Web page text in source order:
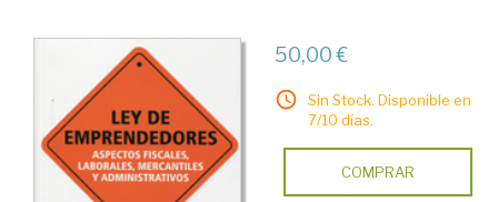
50,00 €
Sin Stock. Disponible en
7/10 días.
COMPRAR